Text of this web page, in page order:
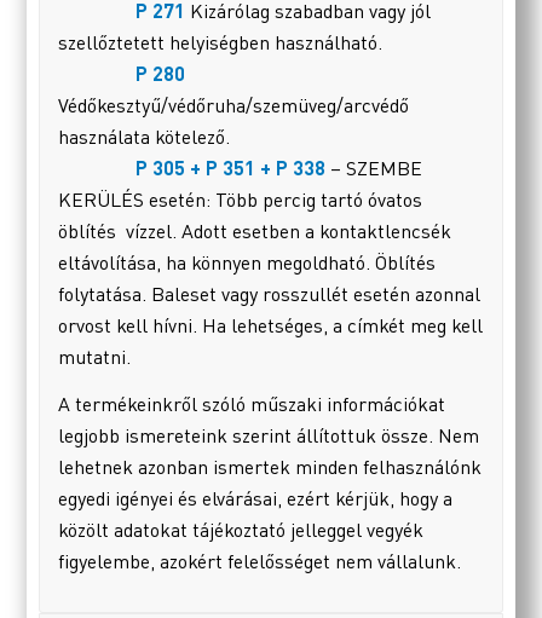
P 271 Kizárólag szabadban vagy jól
szellőztetett helyiségben használható.
P 280
Védőkesztyű/védőruha/szemüveg/arcvédő
használata kötelező.
P 305 + P 351 + P 338 – SZEMBE
KERÜLÉS esetén: Több percig tartó óvatos
öblítés vízzel. Adott esetben a kontaktlencsék
eltávolítása, ha könnyen megoldható. Öblítés
folytatása. Baleset vagy rosszullét esetén azonnal
orvost kell hívni. Ha lehetséges, a címkét meg kell
mutatni.
A termékeinkről szóló műszaki információkat
legjobb ismereteink szerint állítottuk össze. Nem
lehetnek azonban ismertek minden felhasználónk
egyedi igényei és elvárásai, ezért kérjük, hogy a
közölt adatokat tájékoztató jelleggel vegyék
figyelembe, azokért felelősséget nem vállalunk.